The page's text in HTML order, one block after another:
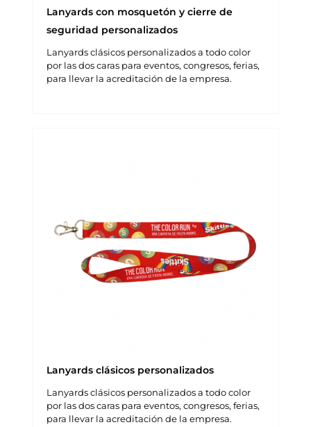
Lanyards con mosquetón y cierre de
seguridad personalizados
Lanyards clásicos personalizados a todo color
por las dos caras para eventos, congresos, ferias,
para llevar la acreditación de la empresa.
Lanyards clásicos personalizados
Lanyards clásicos personalizados a todo color
por las dos caras para eventos, congresos, ferias,
para llevar la acreditación de la empresa.